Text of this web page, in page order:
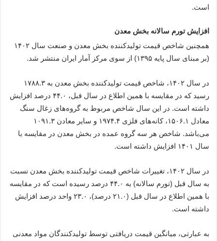
است.
افزایش تورم سالانه بخش معدن
همچنین شاخص قیمت تولیدکننده بخش معدن و صنعت سال ۱۴۰۲
(بر مبنای سال پایه ۱۳۹۵) از سوی مرکز آمار ایران منتشر شد.
در سال ۱۴۰۲، شاخص قیمت تولیدکننده بخش معدن به ۱۷۸۸.۳
رسید که در مقایسه با همین اطلاع در سال قبل، ۴۴.۰ درصد افزایش
داشته است. در این سال شاخص مربوط به گروه‌های زغال سنگ
معادل ۱۵۰۶.۱، کانه‌های فلزی ۱۹۷۴.۴ و سایر معادن ۱۰۹۱.۳
می‌باشد. شاخص هر سه گروه عمده در بخش معدن در مقایسه با
سال ۱۴۰۱ افزایش داشته است.
در سال ۱۴۰۲، تغییرات شاخص قیمت تولیدکننده بخش معدن نسبت
به سال قبل (تورم سالانه) به ۴۴.۰ درصد رسیده است که در مقایسه
با همین اطلاع در سال قبل (۲۱.۰ درصد)، ۲۳.۰ واحد درصد افزایش
داشته است.
به عبارتی، میانگین قیمت دریافتی توسط تولیدکنندگان مواد معدنی